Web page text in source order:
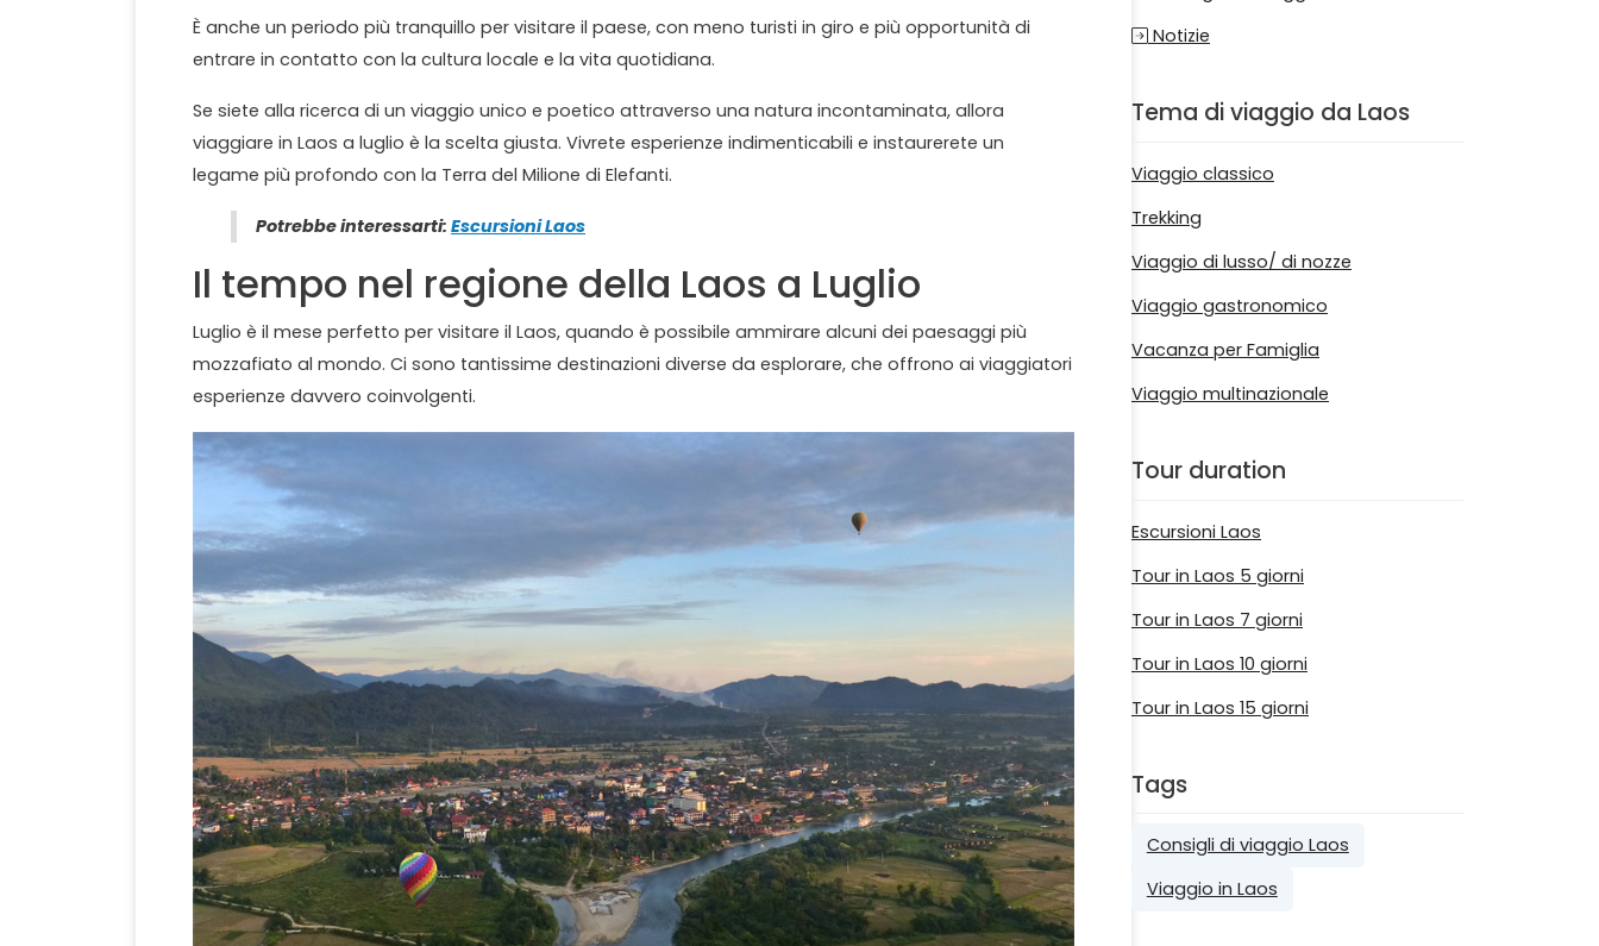
È anche un periodo più tranquillo per visitare il paese, con meno turisti in giro e più opportunità di
entrare in contatto con la cultura locale e la vita quotidiana.
Se siete alla ricerca di un viaggio unico e poetico attraverso una natura incontaminata, allora
viaggiare in Laos a luglio è la scelta giusta. Vivrete esperienze indimenticabili e instaurerete un
legame più profondo con la Terra del Milione di Elefanti.
Potrebbe interessarti: Escursioni Laos
Il tempo nel regione della Laos a Luglio
Luglio è il mese perfetto per visitare il Laos, quando è possibile ammirare alcuni dei paesaggi più
mozzafiato al mondo. Ci sono tantissime destinazioni diverse da esplorare, che offrono ai viaggiatori
esperienze davvero coinvolgenti.
Notizie
Tema di viaggio da Laos
Viaggio classico
Trekking
Viaggio di lusso/ di nozze
Viaggio gastronomico
Vacanza per Famiglia
Viaggio multinazionale
Tour duration
Escursioni Laos
Tour in Laos 5 giorni
Tour in Laos 7 giorni
Tour in Laos 10 giorni
Tour in Laos 15 giorni
Tags
Consigli di viaggio Laos
Viaggio in Laos